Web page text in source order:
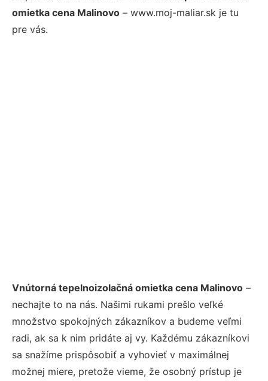
omietka cena Malinovo – www.moj-maliar.sk je tu
pre vás.
Vnútorná tepelnoizolačná omietka cena Malinovo –
nechajte to na nás. Našimi rukami prešlo veľké
množstvo spokojných zákazníkov a budeme veľmi
radi, ak sa k nim pridáte aj vy. Každému zákazníkovi
sa snažíme prispôsobiť a vyhovieť v maximálnej
možnej miere, pretože vieme, že osobný prístup je